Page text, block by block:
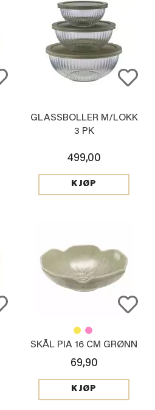
GLASSBOLLER M/LOKK
3 PK
499,00
KJØP
SKÅL PIA 16 CM GRØNN
69,90
KJØP